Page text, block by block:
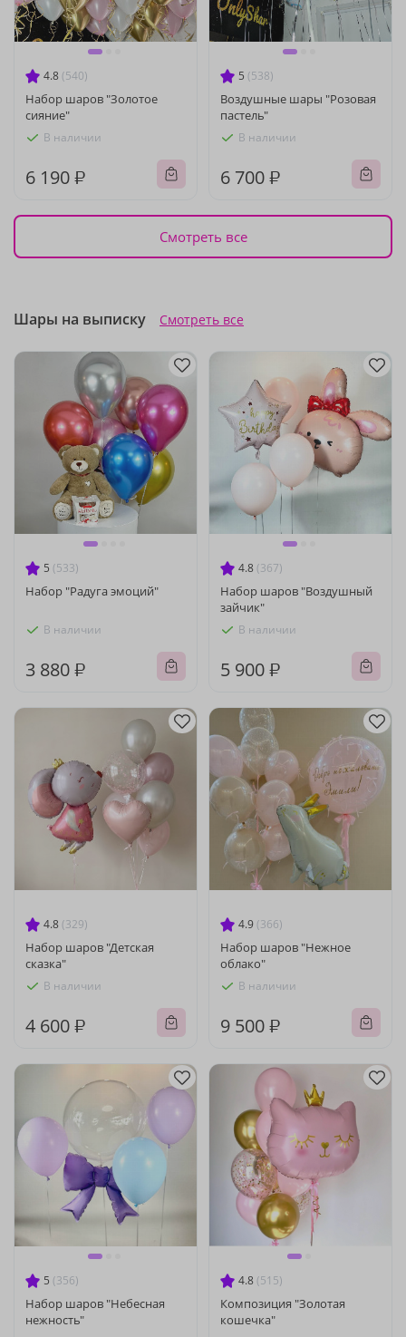
4.8 (540)
Набор шаров "Золотое
сияние"
В наличии
6 190 ₽
5 (538)
Воздушные шары "Розовая
пастель"
В наличии
6 700 ₽
Смотреть все
Шары на выписку Смотреть все
5 (533)
Набор "Радуга эмоций"
В наличии
3 880 ₽
4.8 (367)
Набор шаров "Воздушный
зайчик"
В наличии
5 900 ₽
4.8 (329)
Набор шаров "Детская
сказка"
В наличии
4 600 ₽
4.9 (366)
Набор шаров "Нежное
облако"
В наличии
9 500 ₽
5 (356)
Набор шаров "Небесная
нежность"
4.8 (515)
Композиция "Золотая
кошечка"